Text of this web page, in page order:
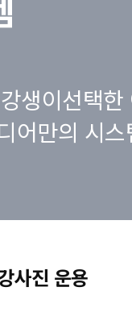
생이선택한
어만의 시
사진 운용